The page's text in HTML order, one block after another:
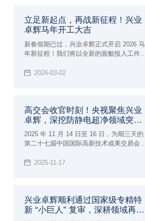
立足新起点，再战新征程！兴业
卓辉马年开工大吉
新春假期已过，兴业卓辉正式开启 2026 马
年新征程！我们将以全新的面貌投入工作，
优质的超净防静电产品与整体解决方案，携
2026-03-02
高交会收官时刻！央视聚焦兴业
卓辉，深挖防静电超净领域突破
成果！
2025 年 11 月 14 日至 16 日，为期三天的
第二十七届中国国际高新技术成果交易会圆
宴，深圳市兴业卓辉实业有限公司携多款新
2025-11-17
兴业卓辉顺利通过国家级专精特
新 “小巨人” 复审，深耕领域再获